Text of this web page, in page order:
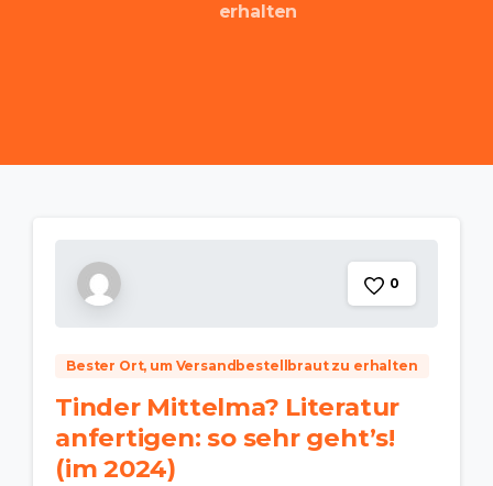
erhalten
0
Bester Ort, um Versandbestellbraut zu erhalten
Tinder Mittelma? Literatur
anfertigen: so sehr geht’s!
(im 2024)